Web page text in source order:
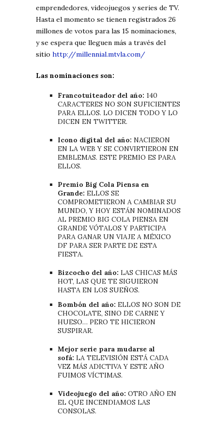
emprendedores, videojuegos y series de TV.
Hasta el momento se tienen registrados 26
millones de votos para las 15 nominaciones,
y se espera que lleguen más a través del
sitio http://millennial.mtvla.com/
Las nominaciones son:
Francotuiteador del año: 140
CARACTERES NO SON SUFICIENTES
PARA ELLOS. LO DICEN TODO Y LO
DICEN EN TWITTER.
Icono digital del año: NACIERON
EN LA WEB Y SE CONVIRTIERON EN
EMBLEMAS. ESTE PREMIO ES PARA
ELLOS.
Premio Big Cola Piensa en
Grande: ELLOS SE
COMPROMETIERON A CAMBIAR SU
MUNDO, Y HOY ESTÁN NOMINADOS
AL PREMIO BIG COLA PIENSA EN
GRANDE VÓTALOS Y PARTICIPA
PARA GANAR UN VIAJE A MÉXICO
DF PARA SER PARTE DE ESTA
FIESTA.
Bizcocho del año: LAS CHICAS MÁS
HOT, LAS QUE TE SIGUIERON
HASTA EN LOS SUEÑOS.
Bombón del año: ELLOS NO SON DE
CHOCOLATE, SINO DE CARNE Y
HUESO… PERO TE HICIERON
SUSPIRAR.
Mejor serie para mudarse al
sofá: LA TELEVISIÓN ESTÁ CADA
VEZ MÁS ADICTIVA Y ESTE AÑO
FUIMOS VÍCTIMAS.
Videojuego del año: OTRO AÑO EN
EL QUE INCENDIAMOS LAS
CONSOLAS.